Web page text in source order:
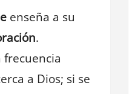
enseña a su
.
frecuencia
a Dios; si se